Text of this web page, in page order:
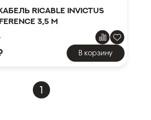
Ricable Invictus
3,5 m
В корзину
1